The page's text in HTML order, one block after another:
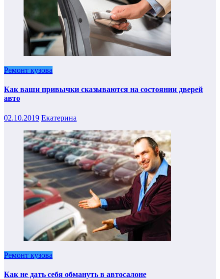
Ремонт кузова
Как ваши привычки сказываются на состоянии дверей
авто
02.10.2019 Екатерина
Ремонт кузова
Как не дать себя обмануть в автосалоне